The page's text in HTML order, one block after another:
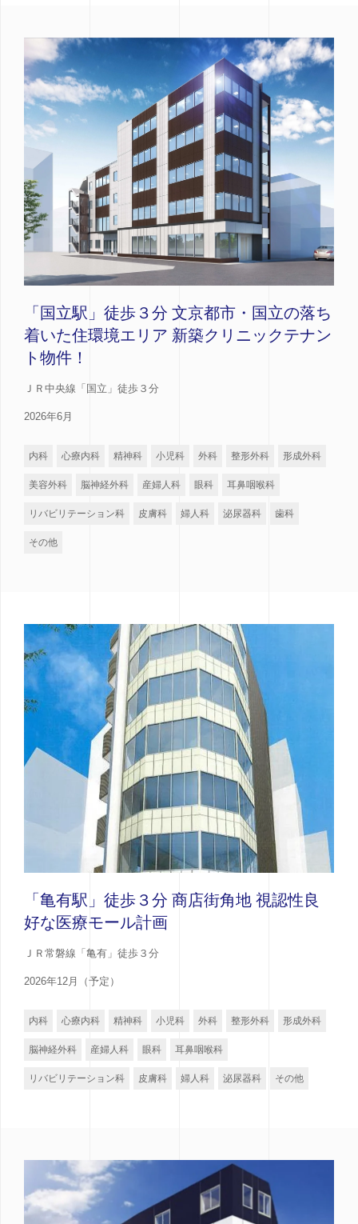
「国立駅」徒歩３分 文京都市・国立の落ち
着いた住環境エリア 新築クリニックテナン
ト物件！
ＪＲ中央線「国立」徒歩３分
2026年6月
内科 心療内科 精神科 小児科 外科 整形外科 形成外科
美容外科 脳神経外科 産婦人科 眼科 耳鼻咽喉科
リバビリテーション科 皮膚科 婦人科 泌尿器科 歯科
その他
「亀有駅」徒歩３分 商店街角地 視認性良
好な医療モール計画
ＪＲ常磐線「亀有」徒歩３分
2026年12月（予定）
内科 心療内科 精神科 小児科 外科 整形外科 形成外科
脳神経外科 産婦人科 眼科 耳鼻咽喉科
リバビリテーション科 皮膚科 婦人科 泌尿器科 その他